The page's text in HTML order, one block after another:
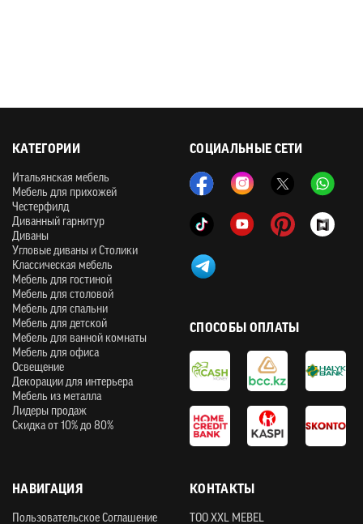
СОЦИАЛЬНЫЕ СЕТИ
КАТЕГОРИИ
Итальянская мебель
Мебель для прихожей
Честерфилд
Диванный гарнитур
Диваны
Угловые диваны и Столики
Классическая мебель
Мебель для гостиной
Мебель для столовой
Мебель для спальни
Мебель для детской
Мебель для ванной комнаты
Мебель для офиса
Освещение
Декорации для интерьера
Мебель из металла
Лидеры продаж
Скидка от 10% до 80%
НАВИГАЦИЯ
Пользовательское Соглашение
СПОСОБЫ ОПЛАТЫ
КОНТАКТЫ
ТOO XXL MEBEL